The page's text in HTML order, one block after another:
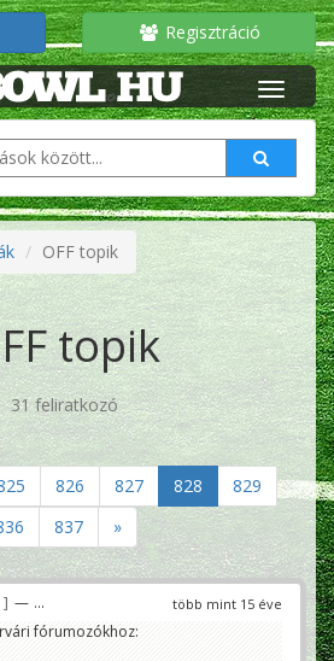
Regisztráció
OFF topik
topik
31 feliratkozó
826 827 828
829
837 »
több mint 15 éve
— ...
fórumozókhoz: